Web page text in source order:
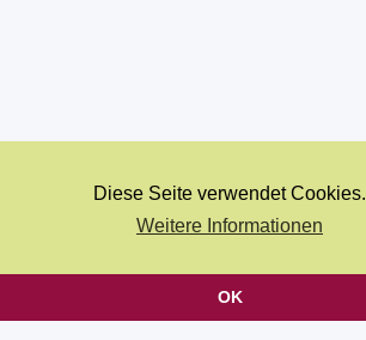
Diese Seite verwendet Cookies.
Weitere Informationen
OK